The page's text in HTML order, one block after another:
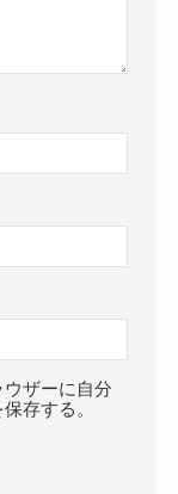
ザーに自分
存する。